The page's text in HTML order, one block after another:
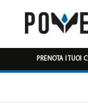
PRENOTA I TUOI